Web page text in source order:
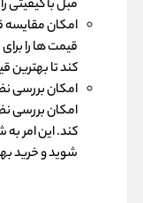
مبل با کیفیتی
امکان مقایسه
قیمت ها را
کند تا بهترین
امکان بررسی
امکان بررسی
کند. این امر
شوید و خرید